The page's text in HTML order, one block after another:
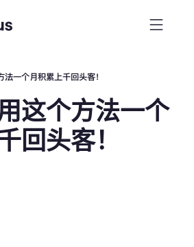
一个月积累上千回头客！
这个方法一个
回头客！